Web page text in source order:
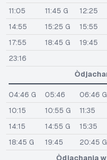
11:05
11:45 G 12:25
14:55
15:25 G 15:55
17:55
18:45 G 19:45
23:16
04:46 G 05:46 06:46 G
10:15
10:55 G 11:35
14:15
14:55 G 15:35
18:45 G
19:45 20:45 G
Òdjachania